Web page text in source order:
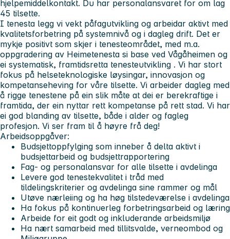
hjelpemiddelkontakt. Du har personalansvaret for om lag
45 tilsette.
I tenesta legg vi vekt påfagutvikling og arbeidar aktivt med
kvalitetsforbetring på systemnivå og i dagleg drift. Det er
mykje positivt som skjer i tenesteområdet, med m.a.
oppgradering av Heimetenesta si base ved Vågåheimen og
ei systematisk, framtidsretta tenesteutvikling . Vi har stort
fokus på helseteknologiske løysingar, innovasjon og
kompetanseheving for våre tilsette. Vi arbeider dagleg med
å rigge tenestene på ein slik måte at dei er berekraftige i
framtida, der ein nyttar rett kompetanse på rett stad. Vi har
ei god blanding av tilsette, både i alder og fagleg
profesjon. Vi ser fram til å høyre frå deg!
Arbeidsoppgåver:
Budsjettoppfylging som inneber å delta aktivt i
budsjettarbeid og budsjettrapportering
Fag- og personalansvar for alle tilsette i avdelinga
Levere god tenestekvalitet i tråd med
tildelingskriterier og avdelinga sine rammer og mål
Utøve nærleiing og ha høg tilstedeværelse i avdelinga
Ha fokus på kontinuerleg forbetringsarbeid og læring
Arbeide for eit godt og inkluderande arbeidsmiljø
Ha nært samarbeid med tillitsvalde, verneombod og